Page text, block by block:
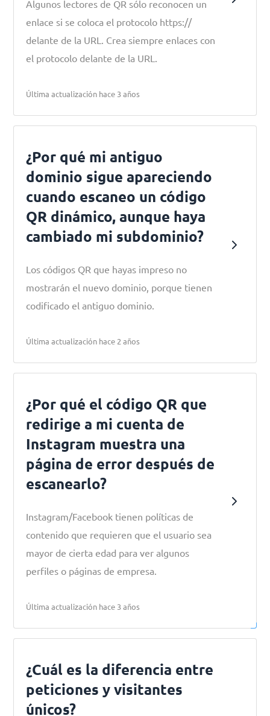
Algunos lectores de QR sólo reconocen un
enlace si se coloca el protocolo https://
delante de la URL. Crea siempre enlaces con
el protocolo delante de la URL.
Última actualización hace 3 años
¿Por qué mi antiguo
dominio sigue apareciendo
cuando escaneo un código
QR dinámico, aunque haya
cambiado mi subdominio?
Los códigos QR que hayas impreso no
mostrarán el nuevo dominio, porque tienen
codificado el antiguo dominio.
Última actualización hace 2 años
¿Por qué el código QR que
redirige a mi cuenta de
Instagram muestra una
página de error después de
escanearlo?
Instagram/Facebook tienen políticas de
contenido que requieren que el usuario sea
mayor de cierta edad para ver algunos
perfiles o páginas de empresa.
Última actualización hace 3 años
¿Cuál es la diferencia entre
peticiones y visitantes
únicos?